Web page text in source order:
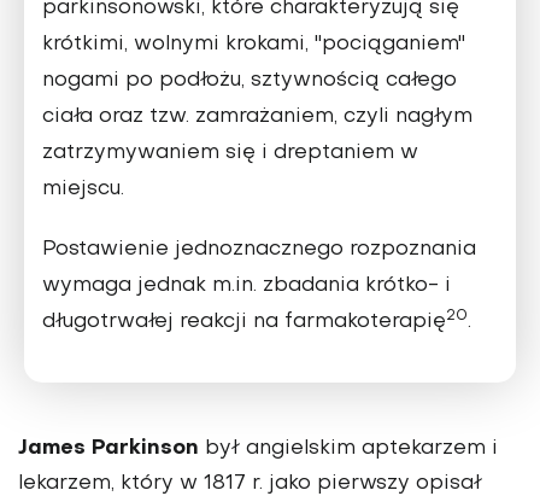
parkinsonowski, które charakteryzują się
krótkimi, wolnymi krokami, "pociąganiem"
nogami po podłożu, sztywnością całego
ciała oraz tzw. zamrażaniem, czyli nagłym
zatrzymywaniem się i dreptaniem w
miejscu.
Postawienie jednoznacznego rozpoznania
wymaga jednak m.in. zbadania krótko- i
długotrwałej reakcji na farmakoterapię20.
James Parkinson był angielskim aptekarzem i
lekarzem, który w 1817 r. jako pierwszy opisał